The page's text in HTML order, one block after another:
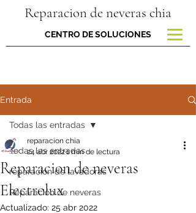
Reparacion de neveras chia
CENTRO DE SOLUCIONES
Entrada
Todas las entradas
reparacion de lavadoras
Reparación de neveras
Todas las entradas
Reparacion de neveras
Electrolux
reparacion chia
24 abr 20221 min de lectura
Actualizado: 25 abr 2022